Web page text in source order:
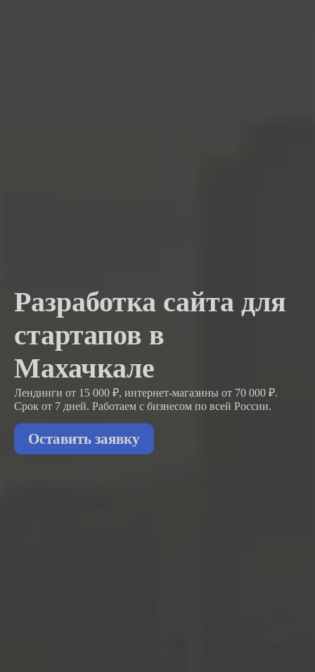
Разработка сайта для
стартапов в
Махачкале
Лендинги от 15 000 ₽, интернет-магазины от 70 000 ₽.
Срок от 7 дней. Работаем с бизнесом по всей России.
Оставить заявку